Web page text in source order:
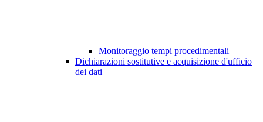
Monitoraggio tempi procedimentali
Dichiarazioni sostitutive e acquisizione d'ufficio
dei dati